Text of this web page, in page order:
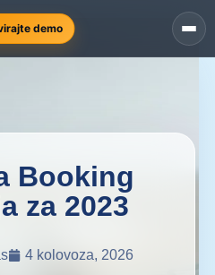
demo
Booking
za 2023
4 kolovoza, 2026